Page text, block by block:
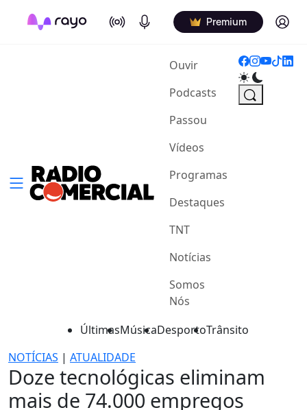
On Air Podcasts Premium Log in
Ouvir(current)
Podcasts
Passou
Vídeos
Programas
Destaques
TNT
Notícias
Somos
Nós
ÚltimasMúsicaDesportoTrânsito
NOTÍCIAS | ATUALIDADE
Doze tecnológicas eliminam
mais de 74.000 empregos